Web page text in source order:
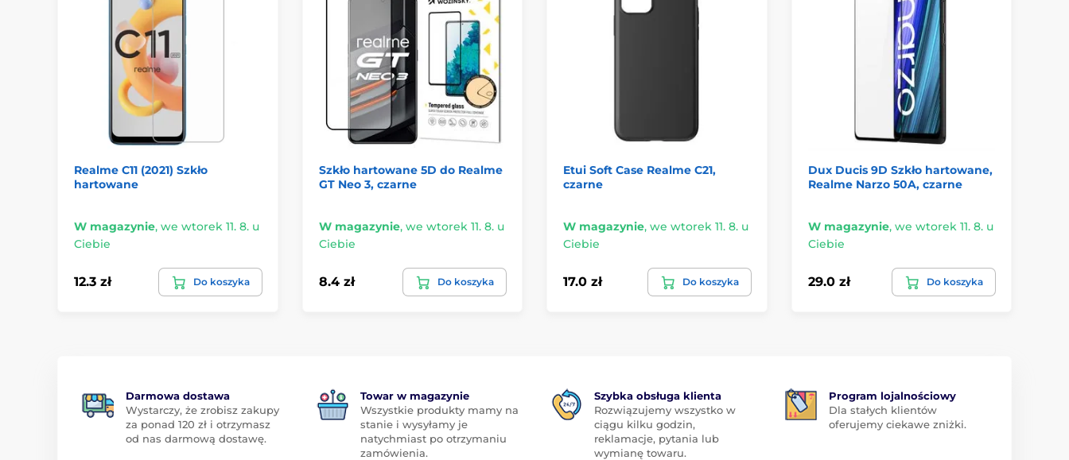
Realme C11 (2021) Szkło
hartowane
W magazynie, we wtorek 11. 8. u
Ciebie
12.3 zł Do koszyka
Szkło hartowane 5D do Realme
GT Neo 3, czarne
W magazynie, we wtorek 11. 8. u
Ciebie
8.4 zł Do koszyka
Etui Soft Case Realme C21,
czarne
W magazynie, we wtorek 11. 8. u
Ciebie
17.0 zł Do koszyka
Dux Ducis 9D Szkło hartowane,
Realme Narzo 50A, czarne
W magazynie, we wtorek 11. 8. u
Ciebie
29.0 zł Do koszyka
Darmowa dostawa
Wystarczy, że zrobisz zakupy
za ponad 120 zł i otrzymasz
od nas darmową dostawę.
Towar w magazynie
Wszystkie produkty mamy na
stanie i wysyłamy je
natychmiast po otrzymaniu
zamówienia.
Szybka obsługa klienta
Rozwiązujemy wszystko w
ciągu kilku godzin,
reklamacje, pytania lub
wymianę towaru.
Program lojalnościowy
Dla stałych klientów
oferujemy ciekawe zniżki.